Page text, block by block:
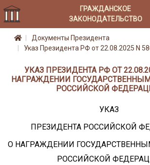
ГРАЖДАНСКОЕ
ЗАКОНОДАТЕЛЬСТВО
Документы Президента
Указ Президента РФ от 22.08.2025 N
УКАЗ ПРЕЗИДЕНТА РФ ОТ
НАГРАЖДЕНИИ
РОССИЙСКОЙ
УКАЗ
ПРЕЗИДЕНТА РОССИЙСКОЙ
О НАГРАЖДЕНИИ
РОССИЙСКОЙ